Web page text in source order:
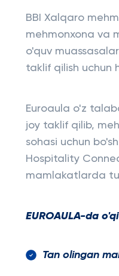
BBI Xalqaro
mehmonxona va
o'quv
taklif qilish uchun
Euroaula o'z
joy taklif qilib,
sohasi uchun
Hospitality
mamlakatlarda
EUROAULA-da
Tan olingan